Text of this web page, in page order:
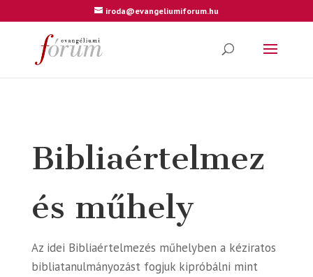
iroda@evangeliumiforum.hu
Bibliaértelmez
és műhely
Az idei Bibliaértelmezés műhelyben a kéziratos
bibliatanulmányozást fogjuk kipróbálni mint